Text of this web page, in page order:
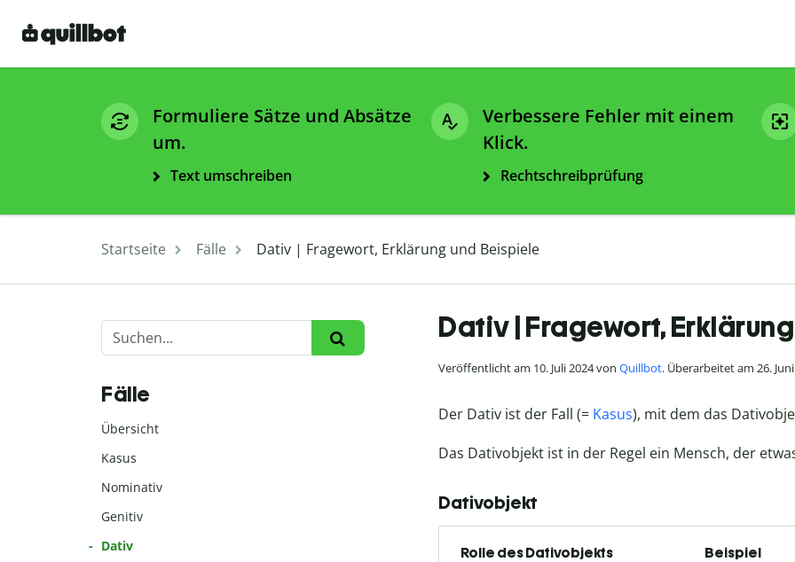
Formuliere Sätze und Absätze
um.
Text umschreiben
Verbessere Fehler mit einem
Klick.
Rechtschreibprüfung
Startseite Fälle Dativ | Fragewort, Erklärung und Beispiele
Dativ | Fragewort,
Veröffentlicht am 10. Juli 2024 von Quillbot. Überarbeitet am 26.
Der Dativ ist der Fall (= Kasus), mit dem das
Das Dativobjekt ist in der Regel ein Mensch, der
Dativobjekt
Rolle des Dativobjekts Beispiel
Fälle
Übersicht
Kasus
Nominativ
Genitiv
Dativ